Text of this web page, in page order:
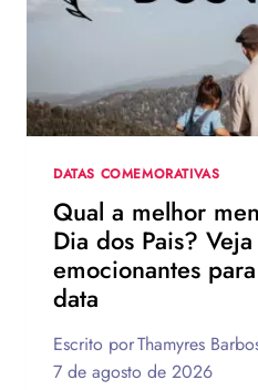
DATAS COMEMORATIVAS
Qual a melhor
Dia dos Pais?
emocionantes
data
Escrito porThamyres
7 de agosto de 2026